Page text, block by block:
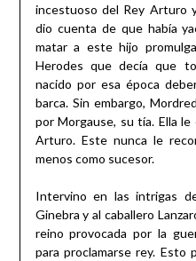
incestuoso del Rey Arturo
dio cuenta de que había
matar a este hijo
Herodes que decía que
nacido por esa época
barca. Sin embargo,
por Morgause, su tía. Ella
Arturo. Este nunca le
menos como sucesor.
Intervino en las intrigas
Ginebra y al caballero
reino provocada por la
para proclamarse rey. Esto